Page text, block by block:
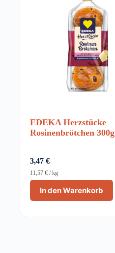
EDEKA Herzstücke
Rosinenbrötchen 300g
3,47 €
In den Warenkorb
11,57 € /kg